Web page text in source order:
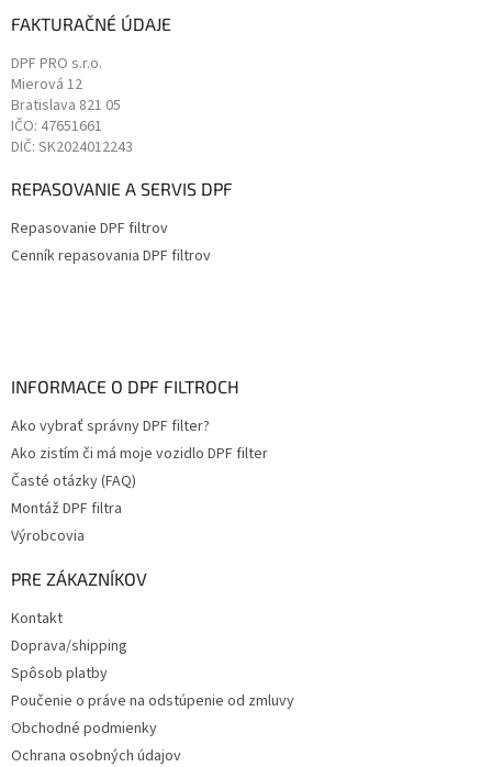
FAKTURAČNÉ ÚDAJE
DPF PRO s.r.o.
Mierová 12
Bratislava 821 05
IČO: 47651661
DIČ: SK2024012243
REPASOVANIE A SERVIS DPF
Repasovanie DPF filtrov
Cenník repasovania DPF filtrov
INFORMACE O DPF FILTROCH
Ako vybrať správny DPF filter?
Ako zistím či má moje vozidlo DPF filter
Časté otázky (FAQ)
Montáž DPF filtra
Výrobcovia
PRE ZÁKAZNÍKOV
Kontakt
Doprava/shipping
Spôsob platby
Poučenie o práve na odstúpenie od zmluvy
Obchodné podmienky
Ochrana osobných údajov